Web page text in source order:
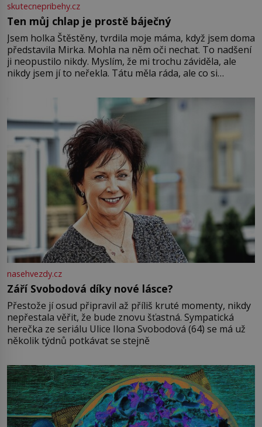
skutecnepribehy.cz
Ten můj chlap je prostě báječný
Jsem holka Štěstěny, tvrdila moje máma, když jsem doma
představila Mirka. Mohla na něm oči nechat. To nadšení
ji neopustilo nikdy. Myslím, že mi trochu záviděla, ale
nikdy jsem jí to neřekla. Tátu měla ráda, ale co si
Jsme spolu moc rádi Tehdy byla jiná doba, když
nasehvezdy.cz
Září Svobodová díky nové lásce?
Přestože jí osud připravil až příliš kruté momenty, nikdy
nepřestala věřit, že bude znovu šťastná. Sympatická
herečka ze seriálu Ulice Ilona Svobodová (64) se má už
několik týdnů potkávat se stejně